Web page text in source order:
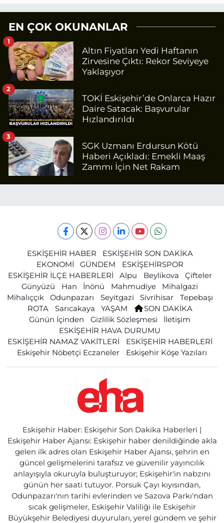
EN ÇOK OKUNANLAR
Altın Fiyatları Yedi Haftanın
Zirvesine Çıktı: Rekor Seviyeye
Yaklaşıyor
1
TOKİ Eskişehir’de Onlarca Hazır
Daire Satacak: Başvurular
Hızlandırıldı
2
SGK Uzmanı Erdursun Kötü
Haberi Açıkladı: Emekli Maaş
Zammı İçin Net Rakam
3
ESKİŞEHİR HABER
ESKİŞEHİR SON DAKİKA
EKONOMİ
GÜNDEM
ESKİŞEHİRSPOR
ESKİŞEHİR İLÇE HABERLERİ
Alpu Beylikova
Çifteler
Günyüzü
Han İnönü Mahmudiye
Mihalgazi
Mihalıççık
Odunpazarı Seyitgazi Sivrihisar
Tepebaşı
ROTA
Sarıcakaya YAŞAM
SON DAKİKA
Günün İçinden
Gizlilik Sözleşmesi
İletişim
ESKİŞEHİR HAVA DURUMU
ESKİŞEHİR NAMAZ VAKİTLERİ
ESKİŞEHİR HABERLERİ
Eskişehir Nöbetçi Eczaneler
Eskişehir Köşe Yazıları
Eskişehir Haber: Eskişehir Son Dakika Haberleri |
Eskişehir Haber Ajansı: Eskişehir haber denildiğinde akla
gelen ilk adres olan Eskişehir Haber Ajansı, şehrin en
güncel gelişmelerini tarafsız ve güvenilir yayıncılık
anlayışıyla okuruyla buluşturuyor; Eskişehir'in nabzını
günün her saati tutuyor. Porsuk Çayı kıyısından,
Odunpazarı'nın tarihi evlerinden ve Sazova Parkı'ndan
sıcak gelişmeler, Eskişehir Valiliği ile Eskişehir
Büyükşehir Belediyesi duyuruları, yerel gündem ve şehir